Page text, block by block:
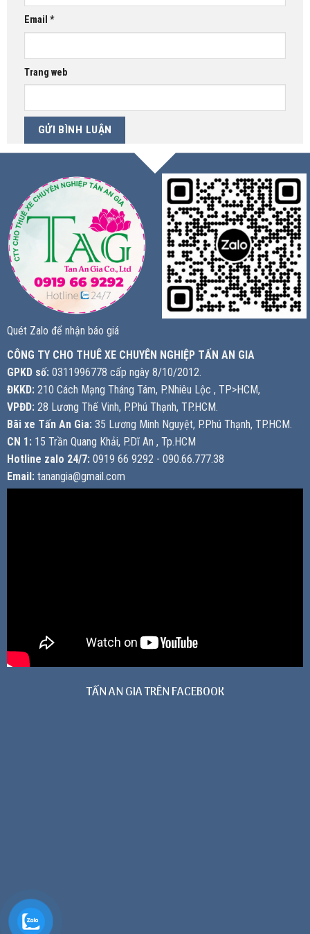
Email *
Trang web
Quét Zalo để nhận báo giá
CÔNG TY CHO THUÊ XE CHUYÊN NGHIỆP TẤN AN GIA
GPKD số: 0311996778 cấp ngày 8/10/2012.
ĐKKD: 210 Cách Mạng Tháng Tám, P.Nhiêu Lộc , TP>HCM,
VPĐD: 28 Lương Thế Vinh, P.Phú Thạnh, TP.HCM.
Bãi xe Tấn An Gia: 35 Lương Minh Nguyệt, P.Phú Thạnh, TP.HCM.
CN 1: 15 Trần Quang Khải, P.Dĩ An , Tp.HCM
Hotline zalo 24/7: 0919 66 9292 - 090.66.777.38
Email: tanangia@gmail.com
TẤN AN GIA TRÊN FACEBOOK